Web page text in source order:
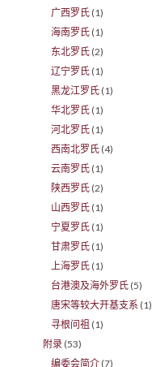
广西罗氏 (1)
海南罗氏 (1)
东北罗氏 (2)
辽宁罗氏 (1)
黑龙江罗氏 (1)
华北罗氏 (1)
河北罗氏 (1)
西南北罗氏 (4)
云南罗氏 (1)
陕西罗氏 (2)
山西罗氏 (1)
宁夏罗氏 (1)
甘肃罗氏 (1)
上海罗氏 (1)
台港澳及海外罗氏 (5)
唐宋等较大开基支系 (1)
寻根问祖 (1)
附录 (53)
编委会简介 (7)